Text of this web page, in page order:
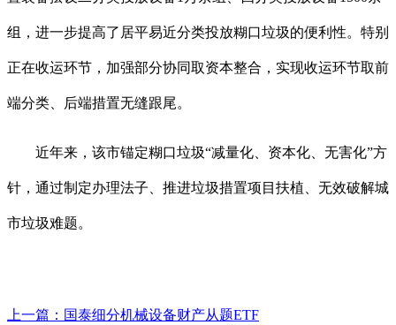
组，进一步提高了居平易近分类投放糊口垃圾的便利性。特别
正在收运环节，加强部分协同取资本整合，实现收运环节取前
端分类、后端措置无缝跟尾。
近年来，该市锚定糊口垃圾“减量化、资本化、无害化”方
针，通过制定办理法子、推进垃圾措置项目扶植、无效破解城
市垃圾难题。
上一篇： 国泰细分机械设备财产从题ETF